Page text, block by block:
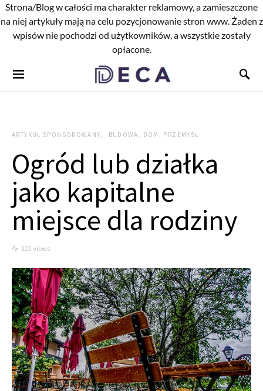
Strona/Blog w całości ma charakter reklamowy, a zamieszczone
na niej artykuły mają na celu pozycjonowanie stron www. Żaden z
wpisów nie pochodzi od użytkowników, a wszystkie zostały
opłacone.
ARTYKUŁ SPONSOROWANY BUDOWA, DOM, PRZEMYSŁ
Ogród lub działka
jako kapitalne
miejsce dla rodziny
222 views